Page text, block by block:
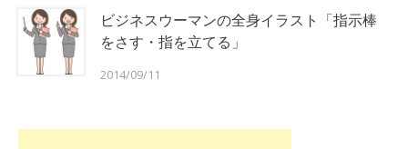
ビジネスウーマンの全身イラスト「指示棒
をさす・指を立てる」
2014/09/11